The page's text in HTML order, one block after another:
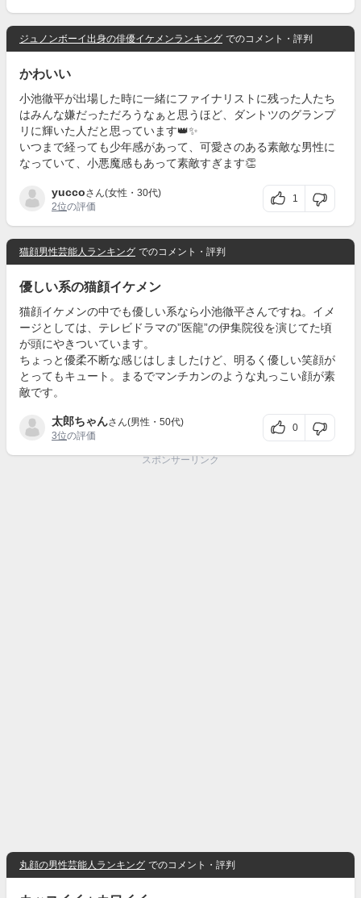
ジュノンボーイ出身の俳優イケメンランキング でのコメント・評判
かわいい
小池徹平が出場した時に一緒にファイナリストに残った人たち
はみんな嫌だっただろうなぁと思うほど、ダントツのグランプ
リに輝いた人だと思っています👑✨
いつまで経っても少年感があって、可愛さのある素敵な男性に
なっていて、小悪魔感もあって素敵すぎます👏
yuccoさん(女性・30代)
2位の評価
1
猫顔男性芸能人ランキング でのコメント・評判
優しい系の猫顔イケメン
猫顔イケメンの中でも優しい系なら小池徹平さんですね。イメ
ージとしては、テレビドラマの”医龍”の伊集院役を演じてた頃
が頭にやきついています。
ちょっと優柔不断な感じはしましたけど、明るく優しい笑顔が
とってもキュート。まるでマンチカンのような丸っこい顔が素
敵です。
太郎ちゃんさん(男性・50代)
3位の評価
0
スポンサーリンク
丸顔の男性芸能人ランキング でのコメント・評判